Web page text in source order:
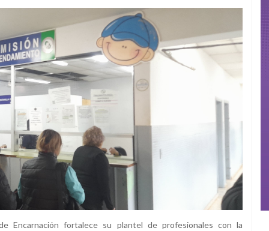
Encarnación fortalece su plantel de profesionales con la